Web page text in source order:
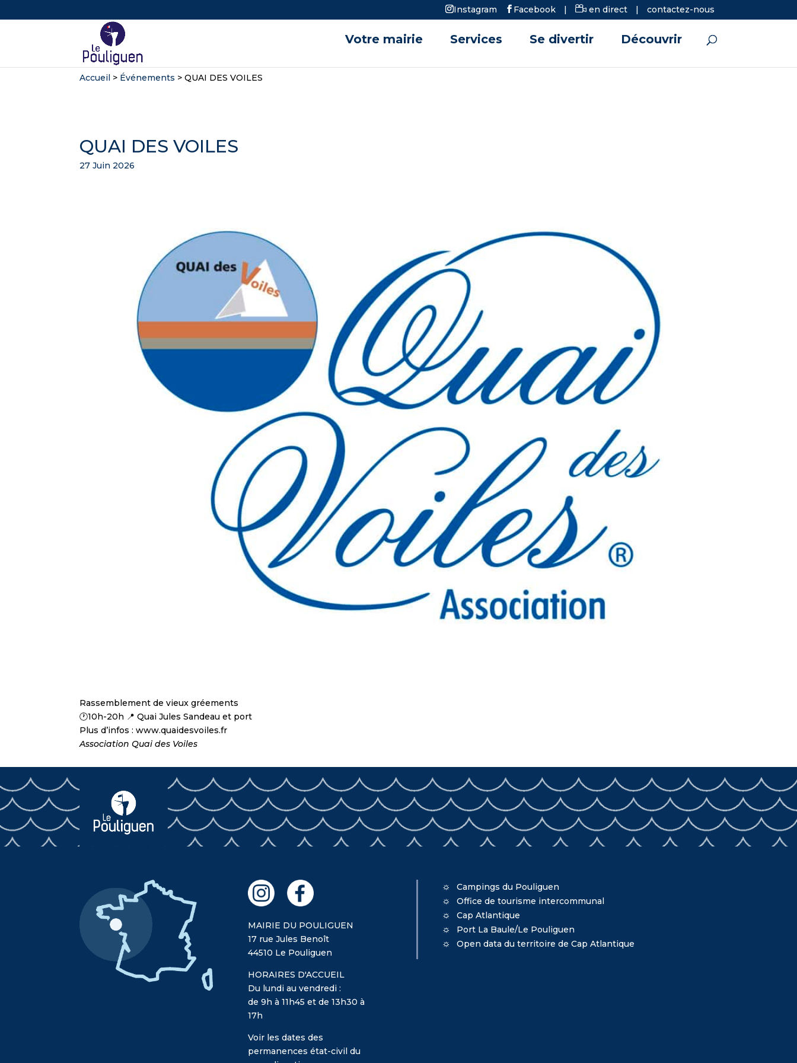
Instagram Facebook | en direct | contactez-nous
Votre mairie Services Se divertir Découvrir
Accueil > Événements >QUAI DES VOILES
QUAI DES VOILES
27 Juin 2026
Rassemblement de vieux gréements
🕐10h-20h 📍 Quai Jules Sandeau et port
Plus d’infos : www.quaidesvoiles.fr
Association Quai des Voiles
MAIRIE DU POULIGUEN
17 rue Jules Benoît
44510 Le Pouliguen
HORAIRES D'ACCUEIL
Du lundi au vendredi :
de 9h à 11h45 et de 13h30 à
17h
Voir les dates des
permanences état-civil du
Campings du Pouliguen
Office de tourisme intercommunal
Cap Atlantique
Port La Baule/Le Pouliguen
Open data du territoire de Cap Atlantique